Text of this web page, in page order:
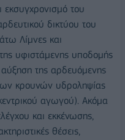
του
δικτύου του
Λίμνες και
υφιστάμενης υποδομής
της αρδευόμενης
κρουνών υδροληψίας
αγωγού). Ακόμα
και εκκένωσης,
θέσεις,